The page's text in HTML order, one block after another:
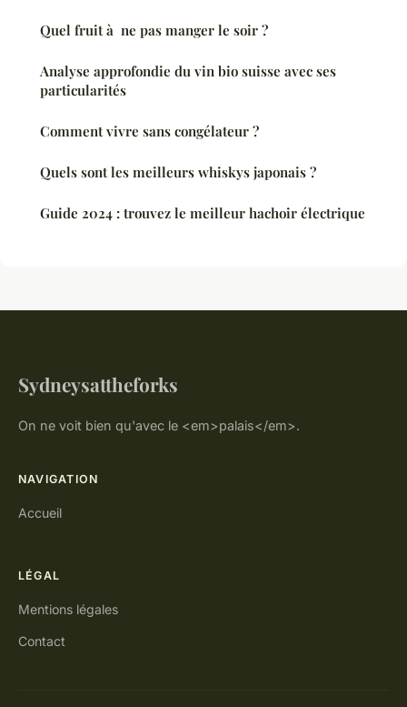
Quel fruit à ne pas manger le soir ?
Analyse approfondie du vin bio suisse avec ses
particularités
Comment vivre sans congélateur ?
Quels sont les meilleurs whiskys japonais ?
Guide 2024 : trouvez le meilleur hachoir électrique
Sydneysattheforks
On ne voit bien qu'avec le <em>palais</em>.
NAVIGATION
Accueil
LÉGAL
Mentions légales
Contact